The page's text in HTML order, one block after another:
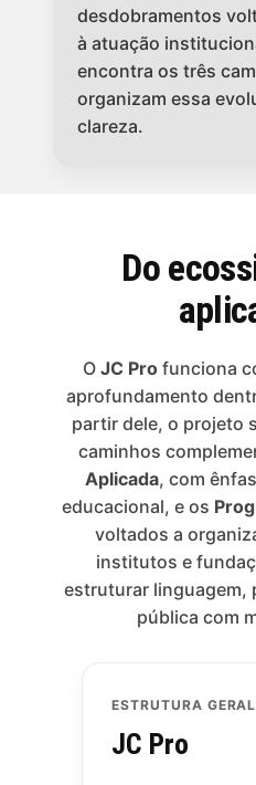
desdobramentos
à atuação
encontra os três
organizam essa
clareza.
Do
O JC Profunciona
aprofundamento
partir dele, o projeto
caminhos
Aplicada, com
educacional, e os
voltados a
institutos e
estruturar linguagem,
pública com
ESTRUTURA GERAL
JC Pro